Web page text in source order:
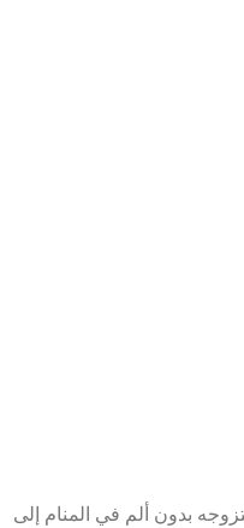
بدون ألم في المنام إلى